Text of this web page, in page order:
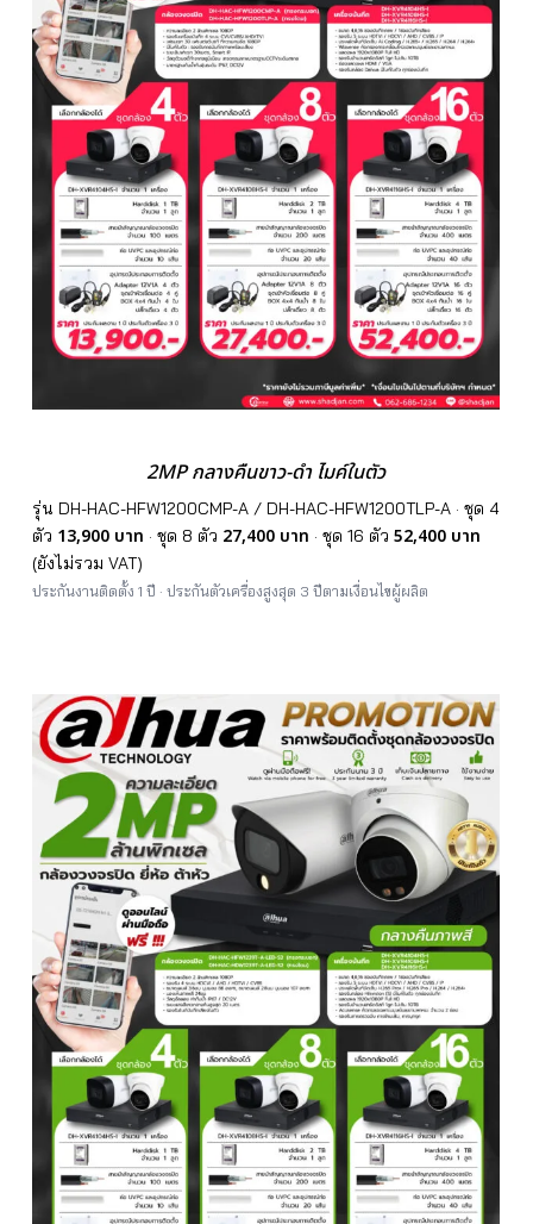
2MP กลางคืนขาว-ดำ ไมค์ในตัว
รุ่น DH-HAC-HFW1200CMP-A / DH-HAC-HFW1200TLP-A · ชุด 4
ตัว 13,900 บาท · ชุด 8 ตัว 27,400 บาท · ชุด 16 ตัว 52,400 บาท
(ยังไม่รวม VAT)
ประกันงานติดตั้ง 1 ปี · ประกันตัวเครื่องสูงสุด 3 ปีตามเงื่อนไขผู้ผลิต